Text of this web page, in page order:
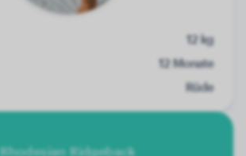
12 kg
12 Monate
Rüde
Rhodesian Ridgeback